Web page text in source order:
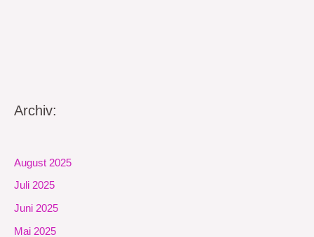
Archiv:
August 2025
Juli 2025
Juni 2025
Mai 2025